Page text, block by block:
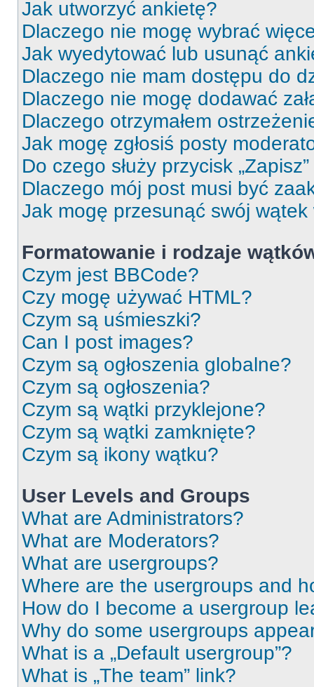
Jak utworzyć ankietę?
Dlaczego nie mogę wybrać
Jak wyedytować lub usunąć
Dlaczego nie mam dostępu do
Dlaczego nie mogę dodawać
Dlaczego otrzymałem
Jak mogę zgłosiś posty
Do czego służy przycisk
Dlaczego mój post musi być
Jak mogę przesunąć swój wątek
Formatowanie i rodzaje
Czym jest BBCode?
Czy mogę używać HTML?
Czym są uśmieszki?
Can I post images?
Czym są ogłoszenia globalne?
Czym są ogłoszenia?
Czym są wątki przyklejone?
Czym są wątki zamknięte?
Czym są ikony wątku?
User Levels and Groups
What are Administrators?
What are Moderators?
What are usergroups?
Where are the usergroups and
How do I become a usergroup
Why do some usergroups
What is a „Default usergroup”?
What is „The team” link?